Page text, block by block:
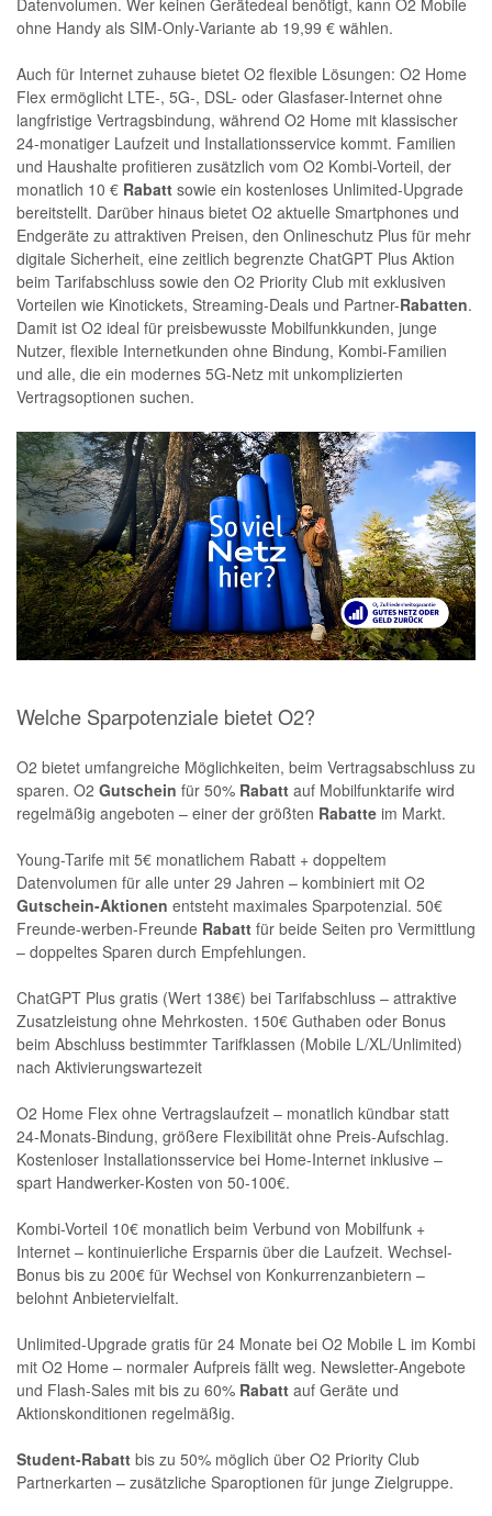
Datenvolumen. Wer keinen Gerätedeal benötigt, kann O2 Mobile
ohne Handy als SIM-Only-Variante ab 19,99 € wählen.
Auch für Internet zuhause bietet O2 flexible Lösungen: O2 Home
Flex ermöglicht LTE-, 5G-, DSL- oder Glasfaser-Internet ohne
langfristige Vertragsbindung, während O2 Home mit klassischer
24-monatiger Laufzeit und Installationsservice kommt. Familien
und Haushalte profitieren zusätzlich vom O2 Kombi-Vorteil, der
monatlich 10 € Rabatt sowie ein kostenloses Unlimited-Upgrade
bereitstellt. Darüber hinaus bietet O2 aktuelle Smartphones und
Endgeräte zu attraktiven Preisen, den Onlineschutz Plus für mehr
digitale Sicherheit, eine zeitlich begrenzte ChatGPT Plus Aktion
beim Tarifabschluss sowie den O2 Priority Club mit exklusiven
Vorteilen wie Kinotickets, Streaming-Deals und Partner-Rabatten.
Damit ist O2 ideal für preisbewusste Mobilfunkkunden, junge
Nutzer, flexible Internetkunden ohne Bindung, Kombi-Familien
und alle, die ein modernes 5G-Netz mit unkomplizierten
Vertragsoptionen suchen.
Welche Sparpotenziale bietet O2?
O2 bietet umfangreiche Möglichkeiten, beim Vertragsabschluss zu
sparen. O2 Gutschein für 50% Rabatt auf Mobilfunktarife wird
regelmäßig angeboten – einer der größten Rabatte im Markt.
Young-Tarife mit 5€ monatlichem Rabatt + doppeltem
Datenvolumen für alle unter 29 Jahren – kombiniert mit O2
Gutschein-Aktionen entsteht maximales Sparpotenzial. 50€
Freunde-werben-Freunde Rabatt für beide Seiten pro Vermittlung
– doppeltes Sparen durch Empfehlungen.
ChatGPT Plus gratis (Wert 138€) bei Tarifabschluss – attraktive
Zusatzleistung ohne Mehrkosten. 150€ Guthaben oder Bonus
beim Abschluss bestimmter Tarifklassen (Mobile L/XL/Unlimited)
nach Aktivierungswartezeit
O2 Home Flex ohne Vertragslaufzeit – monatlich kündbar statt
24-Monats-Bindung, größere Flexibilität ohne Preis-Aufschlag.
Kostenloser Installationsservice bei Home-Internet inklusive –
spart Handwerker-Kosten von 50-100€.
Kombi-Vorteil 10€ monatlich beim Verbund von Mobilfunk +
Internet – kontinuierliche Ersparnis über die Laufzeit. Wechsel-
Bonus bis zu 200€ für Wechsel von Konkurrenzanbietern –
belohnt Anbietervielfalt.
Unlimited-Upgrade gratis für 24 Monate bei O2 Mobile L im Kombi
mit O2 Home – normaler Aufpreis fällt weg. Newsletter-Angebote
und Flash-Sales mit bis zu 60% Rabatt auf Geräte und
Aktionskonditionen regelmäßig.
Student-Rabatt bis zu 50% möglich über O2 Priority Club
Partnerkarten – zusätzliche Sparoptionen für junge Zielgruppe.